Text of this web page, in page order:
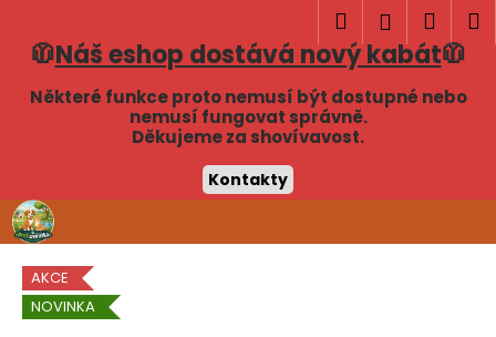
🧥Náš eshop dostává nový kabát🧥
Některé funkce proto nemusí být dostupné nebo
nemusí fungovat správně.
Děkujeme za shovívavost.
Kontakty
Přejít
na
obsah
Hledat
košík
AKCE
NOVINKA
Zpět
Zpět
o
t
ř
e
b